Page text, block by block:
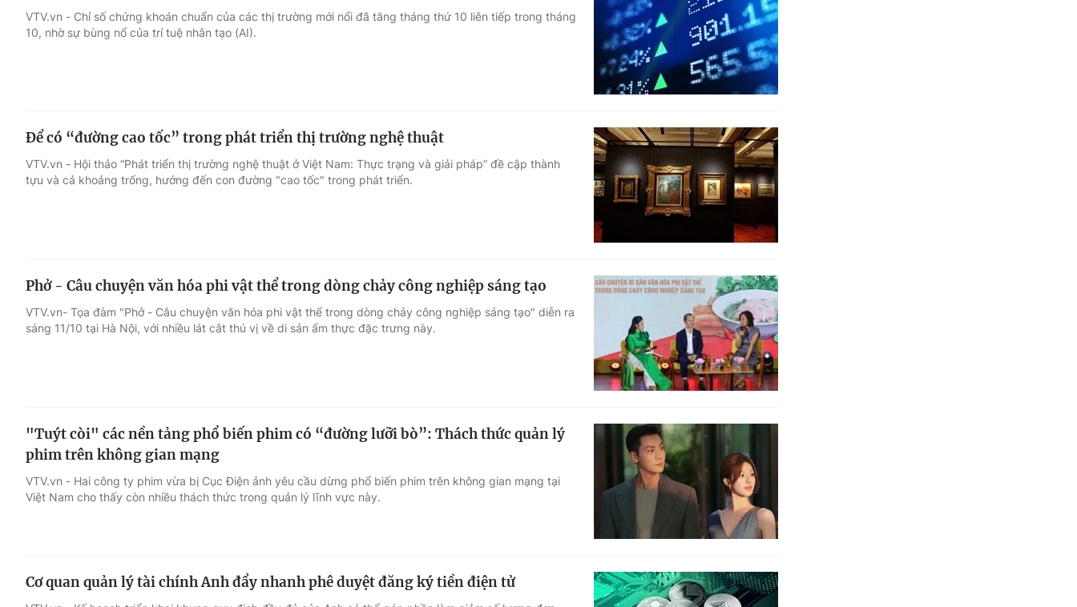
VTV.vn - Chỉ số chứng khoán chuẩn của các thị trường mới nổi đã tăng tháng thứ 10 liên tiếp trong tháng
10, nhờ sự bùng nổ của trí tuệ nhân tạo (AI).
Để có “đường cao tốc” trong phát triển thị trường nghệ thuật
VTV.vn - Hội thảo “Phát triển thị trường nghệ thuật ở Việt Nam: Thực trạng và giải pháp” đề cập thành
tựu và cả khoảng trống, hướng đến con đường "cao tốc" trong phát triển.
Phở - Câu chuyện văn hóa phi vật thể trong dòng chảy công nghiệp sáng tạo
VTV.vn- Tọa đàm "Phở - Câu chuyện văn hóa phi vật thể trong dòng chảy công nghiệp sáng tạo" diễn ra
sáng 11/10 tại Hà Nội, với nhiều lát cắt thú vị về di sản ẩm thực đặc trưng này.
"Tuýt còi" các nền tảng phổ biến phim có “đường lưỡi bò”: Thách thức quản lý
phim trên không gian mạng
VTV.vn - Hai công ty phim vừa bị Cục Điện ảnh yêu cầu dừng phổ biến phim trên không gian mạng tại
Việt Nam cho thấy còn nhiều thách thức trong quản lý lĩnh vực này.
Cơ quan quản lý tài chính Anh đẩy nhanh phê duyệt đăng ký tiền điện tử